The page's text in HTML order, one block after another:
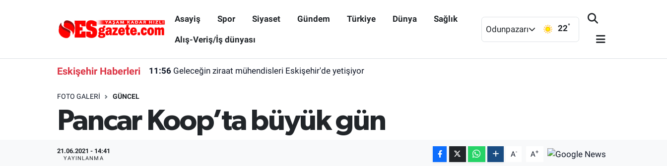
Asayiş Spor Siyaset Gündem Türkiye Dünya Sağlık
Alış-Veriş/İş dünyası
Odunpazarı 22°
Eskişehir Haberleri 11:56 Geleceğin ziraat mühendisleri Eskişehir'de yetişiyor
FOTO GALERI GÜNCEL
Pancar Koop’ta büyük gün
21.06.2021 - 14:41
YAYINLANMA A- A+
Eskişehirspor Arşivi
Eskişehir Nöbetçi Eczaneler
Süper Lig Puan Durumu ve Fikstür